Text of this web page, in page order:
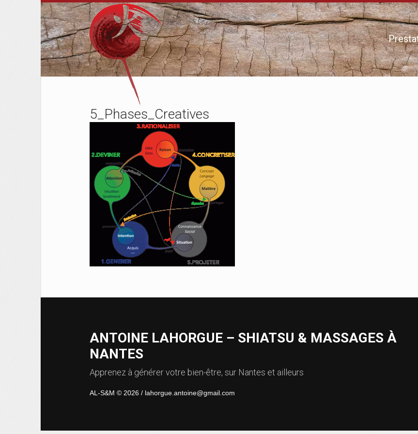
5_Phases_Creatives
ANTOINE LAHORGUE – SHIATSU & MASSAGES À
NANTES
Apprenez à générer votre bien-être, sur Nantes et ailleurs
AL-S&M © 2026 / lahorgue.antoine@gmail.com